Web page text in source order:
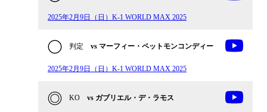
2025年2月9日（日）K-1 WORLD MAX 2025
判定 vs マーフィー・ペットモンコンディー
2025年2月9日（日）K-1 WORLD MAX 2025
KO vs ガブリエル・デ・ラモス